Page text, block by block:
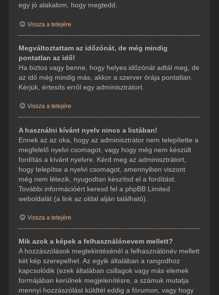
egy jó alakalom, hogy megtedd.
Vissza a tetejére
Megváltoztattam az időzónát, de még mindig
pontatlan az idő!
Ha biztos vagy benne, hogy helyes időzónát adtál meg, de
az idő még mindig más, akkor a szerver órája pontatlan.
Kérjük, értesíts erről egy adminisztrátort.
Vissza a tetejére
A használni kívánt nyelv nincs a listában!
Ennek az az oka, hogy az adminisztrátor nem telepítette a
megfelelő nyelvi csomagot, vagy hogy még nem készült
fordítás a kívánt nyelvre. Kérd meg az adminisztrátort,
hogy telepítse a nyelvi csomagot, amennyiben viszont
még nem létezik, nyugodtan készítsd el a fordítást.
További információért keresd fel a phpBB Limited
weboldalát (a link az oldal alján található).
Vissza a tetejére
Mik azok a képek a felhasználónevem mellett?
A hozzászólások megtekintésénél a felhasználónév mellett
két kép szerepelhet. Az egyik általában a rangodhoz
kapcsolódik (ezek általában csillagok vagy más elemek
formájában kerülnek megjelenítésre, a számuk mutatja
mennyi hozzászólást küldtél eddig a fórumon, vagy hogy